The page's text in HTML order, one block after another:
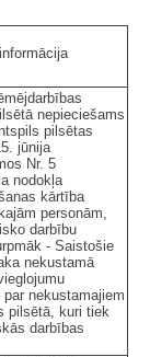
nepieciešams
pilsētas
jūnija
Nr. 5
nodokļa
kārtība
personām,
darbību
- Saistošie
nekustamā
nekustamajiem
pilsētā, kuri tiek
darbības